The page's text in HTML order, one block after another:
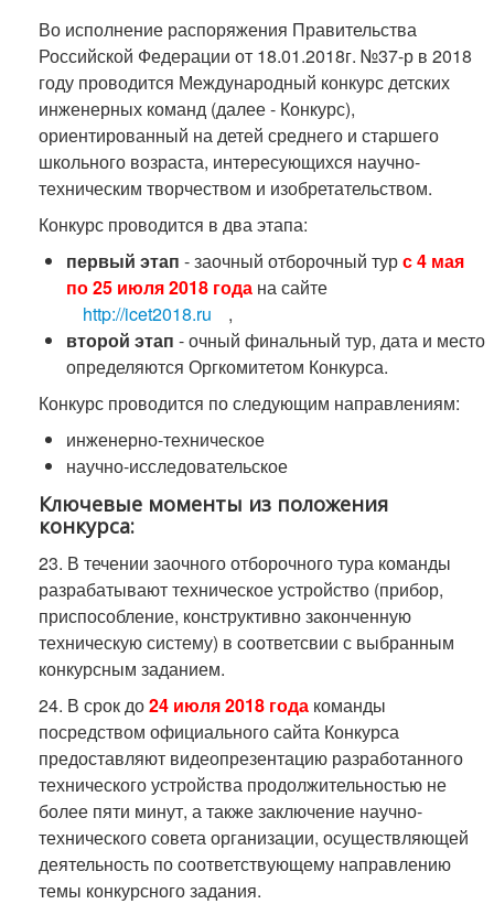
Во исполнение распоряжения Правительства
Российской Федерации от 18.01.2018г. №37-р в 2018
году проводится Международный конкурс детских
инженерных команд (далее - Конкурс),
ориентированный на детей среднего и старшего
школьного возраста, интересующихся научно-
техническим творчеством и изобретательством.
Конкурс проводится в два этапа:
первый этап - заочный отборочный турс 4 мая
по 25 июля 2018 года на сайте
http://icet2018.ru
,
второй этап - очный финальный тур, дата и место
определяются Оргкомитетом Конкурса.
Конкурс проводится по следующим направлениям:
инженерно-техническое
научно-исследовательское
Ключевые моменты из положения
конкурса:
23. В течении заочного отборочного тура команды
разрабатывают техническое устройство (прибор,
приспособление, конструктивно законченную
техническую систему) в соответсвии с выбранным
конкурсным заданием.
24. В срок до24 июля 2018 года команды
посредством официального сайта Конкурса
предоставляют видеопрезентацию разработанного
технического устройства продолжительностью не
более пяти минут, а также заключение научно-
технического совета организации, осуществляющей
деятельность по соответствующему направлению
темы конкурсного задания.